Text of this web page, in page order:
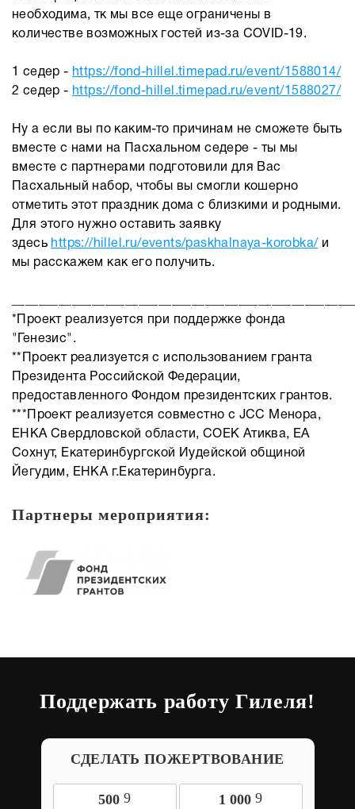
необходима, тк мы все еще ограничены в
количестве возможных гостей из-за COVID-19.
1 седер - https://fond-hillel.timepad.ru/event/1588014/
2 седер - https://fond-hillel.timepad.ru/event/1588027/
Ну а если вы по каким-то причинам не сможете быть
вместе с нами на Пасхальном седере - ты мы
вместе с партнерами подготовили для Вас
Пасхальный набор, чтобы вы смогли кошерно
отметить этот праздник дома с близкими и родными.
Для этого нужно оставить заявку
здесь https://hillel.ru/events/paskhalnaya-korobka/ и
мы расскажем как его получить.
*Проект реализуется при поддержке фонда
"Генезис".
**Проект реализуется с использованием гранта
Президента Российской Федерации,
предоставленного Фондом президентских грантов.
***Проект реализуется совместно с JCC Менора,
ЕНКА Свердловской области, СОЕК Атиква, ЕА
Сохнут, Екатеринбургской Иудейской общиной
Йегудим, ЕНКА г.Екатеринбурга.
Партнеры мероприятия:
Поддержать работу Гилеля!
СДЕЛАТЬ ПОЖЕРТВОВАНИЕ
500 9 1 000 9